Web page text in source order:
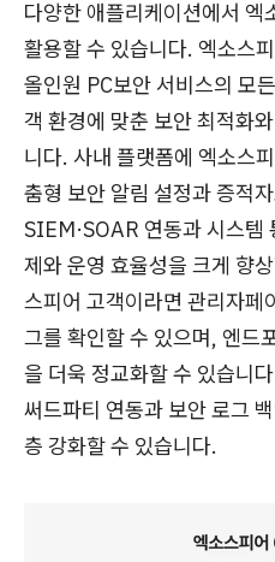
다양한 애플리케이션에서 엑
활용할 수 있습니다. 엑소스
올인원 PC보안 서비스의 모
객 환경에 맞춘 보안 최적화
니다. 사내 플랫폼에 엑소스
춤형 보안 알림 설정과 증적
SIEM·SOAR 연동과 시스템
제와 운영 효율성을 크게 향
스피어 고객이라면 관리자페
그를 확인할 수 있으며, 엔드
을 더욱 정교화할 수 있습니
써드파티 연동과 보안 로그
층 강화할 수 있습니다.